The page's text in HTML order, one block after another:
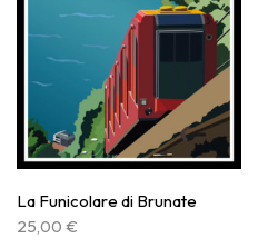
La Funicolare di Brunate
25,00 €